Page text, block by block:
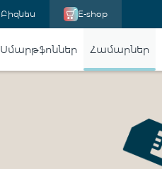
Բիզնես E-shop
Սմարթֆոններ Համարներ